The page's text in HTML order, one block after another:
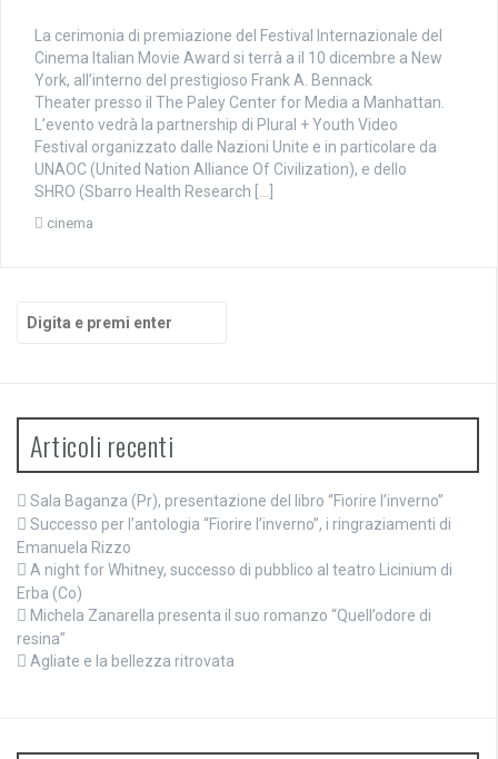
La cerimonia di premiazione del Festival Internazionale del
Cinema Italian Movie Award si terrà a il 10 dicembre a New
York, all’interno del prestigioso Frank A. Bennack
Theater presso il The Paley Center for Media a Manhattan.
L’evento vedrà la partnership di Plural + Youth Video
Festival organizzato dalle Nazioni Unite e in particolare da
UNAOC (United Nation Alliance Of Civilization), e dello
SHRO (Sbarro Health Research […]
cinema
Articoli recenti
Sala Baganza (Pr), presentazione del libro “Fiorire l’inverno”
Successo per l’antologia “Fiorire l’inverno”, i ringraziamenti di
Emanuela Rizzo
A night for Whitney, successo di pubblico al teatro Licinium di
Erba (Co)
Michela Zanarella presenta il suo romanzo “Quell’odore di
resina”
Agliate e la bellezza ritrovata